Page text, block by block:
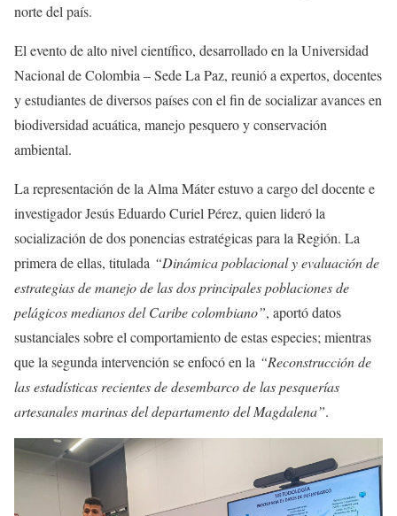
norte del país.
El evento de alto nivel científico, desarrollado en la Universidad
Nacional de Colombia – Sede La Paz, reunió a expertos, docentes
y estudiantes de diversos países con el fin de socializar avances en
biodiversidad acuática, manejo pesquero y conservación
ambiental.
La representación de la Alma Máter estuvo a cargo del docente e
investigador Jesús Eduardo Curiel Pérez, quien lideró la
socialización de dos ponencias estratégicas para la Región. La
primera de ellas, titulada “Dinámica poblacional y evaluación de
estrategias de manejo de las dos principales poblaciones de
pelágicos medianos del Caribe colombiano”, aportó datos
sustanciales sobre el comportamiento de estas especies; mientras
que la segunda intervención se enfocó en la “Reconstrucción de
las estadísticas recientes de desembarco de las pesquerías
artesanales marinas del departamento del Magdalena”.